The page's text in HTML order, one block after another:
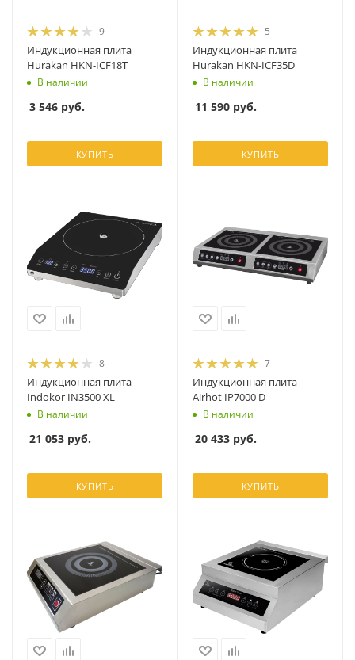
9
Индукционная плита
Hurakan HKN-ICF18T
В наличии
3 546 руб.
КУПИТЬ
5
Индукционная плита
Hurakan HKN-ICF35D
В наличии
11 590 руб.
КУПИТЬ
8
Индукционная плита
Indokor IN3500 XL
В наличии
21 053 руб.
КУПИТЬ
7
Индукционная плита
Airhot IP7000 D
В наличии
20 433 руб.
КУПИТЬ